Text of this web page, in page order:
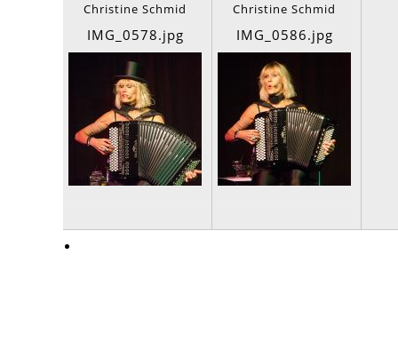
Christine Schmid
IMG_0578.jpg
Christine Schmid
IMG_0586.jpg